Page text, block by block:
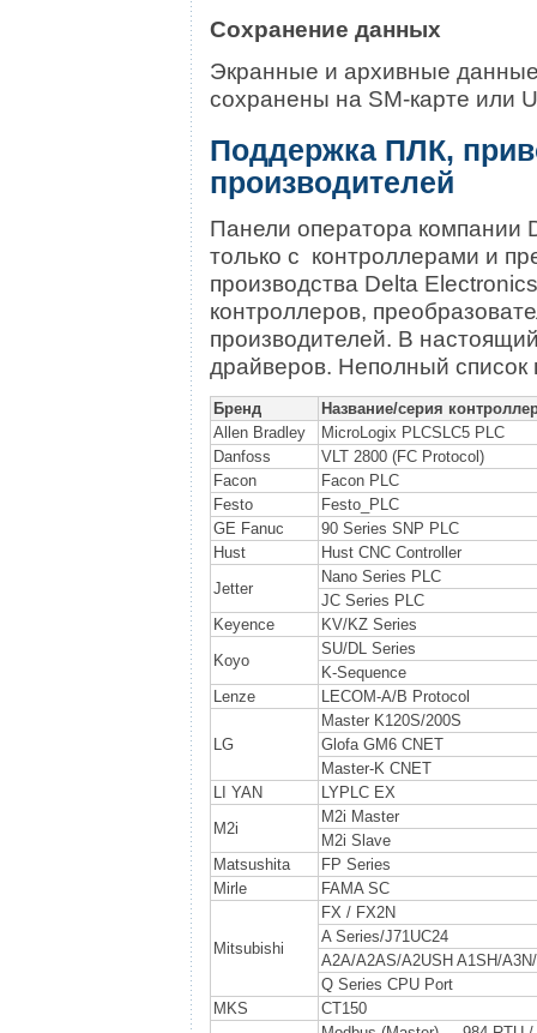
Сохранение данных
Экранные и архивные
сохранены на SM-карте или
Поддержка ПЛК,
производителей
Панели оператора компании
только с контроллерами и
производства Delta
контроллеров,
производителей. В
драйверов. Неполный список
Бренд
Название/серия
Allen Bradley
MicroLogix PLCSLC5 PLC
Danfoss
VLT 2800 (FC Protocol)
Facon
Facon PLC
Festo
Festo_PLC
GE Fanuc
90 Series SNP PLC
Hust
Hust CNC Controller
Jetter
Nano Series PLC
JC Series PLC
Keyence
KV/KZ Series
Koyo
SU/DL Series
K-Sequence
Lenze
LECOM-A/B Protocol
LG
Master K120S/200S
Glofa GM6 CNET
Master-K CNET
LI YAN
LYPLC EX
M2i
M2i Master
M2i Slave
Matsushita
FP Series
Mirle
FAMA SC
Mitsubishi
FX / FX2N
A Series/J71UC24
A2A/A2AS/A2USH A1SH/
Q Series CPU Port
MKS
CT150